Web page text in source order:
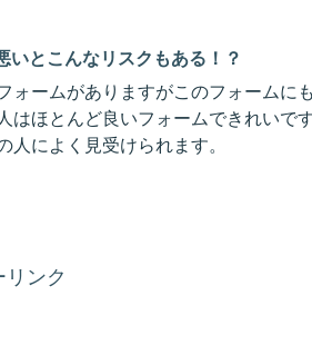
いとこんなリスクもある！？
ォームがありますがこのフォームに
はほとんど良いフォームできれいで
人によく見受けられます。
リンク